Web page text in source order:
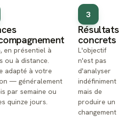
en présentiel à
ou à distance.
adapté à votre
— généralement
par semaine ou
quinze jours.
3
Résultats
concrets
L'objectif
n'est pas
d'analyser
indéfiniment
mais de
produire un
changement